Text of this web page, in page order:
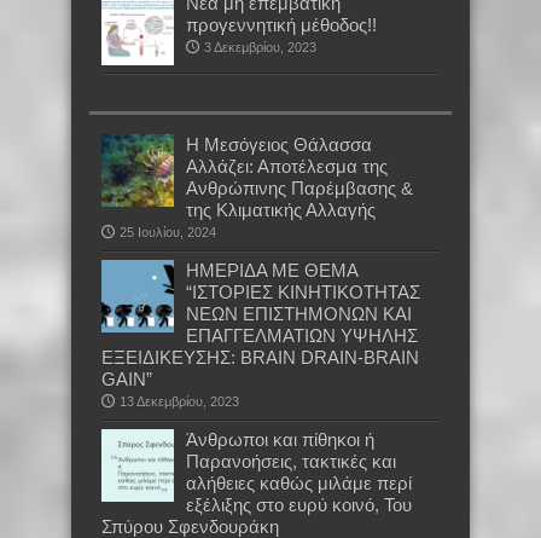
προγεννητική μέθοδος!!
3 Δεκεμβρίου, 2023
Η Μεσόγειος Θάλασσα
Αλλάζει: Αποτέλεσμα της
Ανθρώπινης Παρέμβασης &
της Κλιματικής Αλλαγής
25 Ιουλίου, 2024
ΗΜΕΡΙΔΑ ΜΕ ΘΕΜΑ
“ΙΣΤΟΡΙΕΣ ΚΙΝΗΤΙΚΟΤΗΤΑΣ
ΝΕΩΝ ΕΠΙΣΤΗΜΟΝΩΝ ΚΑΙ
ΕΠΑΓΓΕΛΜΑΤΙΩΝ ΥΨΗΛΗΣ
ΕΞΕΙΔΙΚΕΥΣΗΣ: BRAIN DRAIN-BRAIN
GAIN”
13 Δεκεμβρίου, 2023
Άνθρωποι και πίθηκοι ή
Παρανοήσεις, τακτικές και
αλήθειες καθώς μιλάμε περί
εξέλιξης στο ευρύ κοινό, Του
Σπύρου Σφενδουράκη